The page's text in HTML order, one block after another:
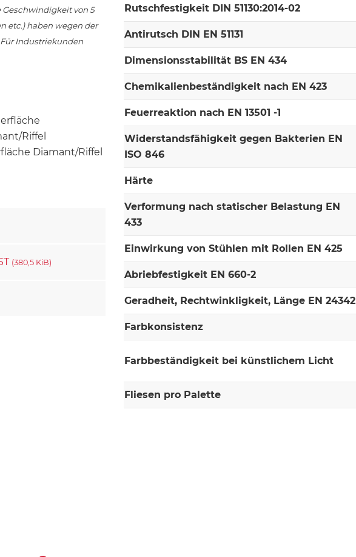
Geschwindigkeit von 5
etc.) haben wegen der
Für Industriekunden
Diamant/Riffel
(380,5 KiB)
Rutschfestigkeit DIN 51130:2014-02
Antirutsch DIN EN 51131
Dimensionsstabilität BS EN 434
Chemikalienbeständigkeit nach EN 423
Feuerreaktion nach EN 13501 -1
Widerstandsfähigkeit gegen Bakterien EN
ISO 846
Härte
Verformung nach statischer Belastung EN
433
Einwirkung von Stühlen mit Rollen EN 425
Abriebfestigkeit EN 660-2
Geradheit, Rechtwinkligkeit, Länge EN 24342
Farbkonsistenz
Farbbeständigkeit bei künstlichem Licht
Fliesen pro Palette